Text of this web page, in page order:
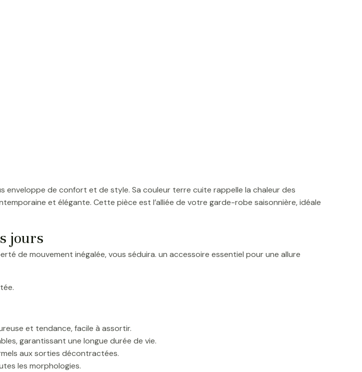
enveloppe de confort et de style. Sa couleur terre cuite rappelle la chaleur des
et élégante. Cette pièce est l’alliée de votre garde-robe saisonnière, idéale
jours
de mouvement inégalée, vous séduira. un accessoire essentiel pour une allure
et tendance, facile à assortir.
garantissant une longue durée de vie.
aux sorties décontractées.
les morphologies.